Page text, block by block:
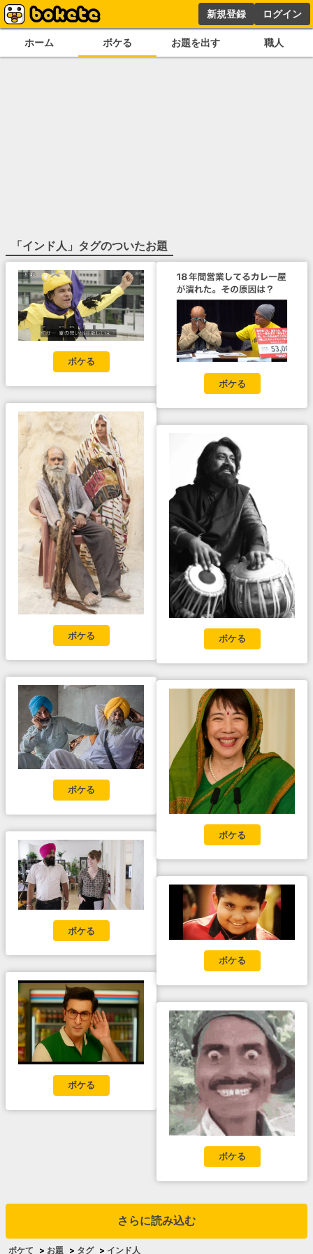
新規登録 ログイン
ホーム ボケる お題を出す 職人
「インド人 」タグのついたお題
ボケる
ボケる
ボケる
ボケる
ボケる
ボケる
ボケる
ボケる
ボケる
ボケる
さらに読み込む
ボケて > お題 > タグ > インド人